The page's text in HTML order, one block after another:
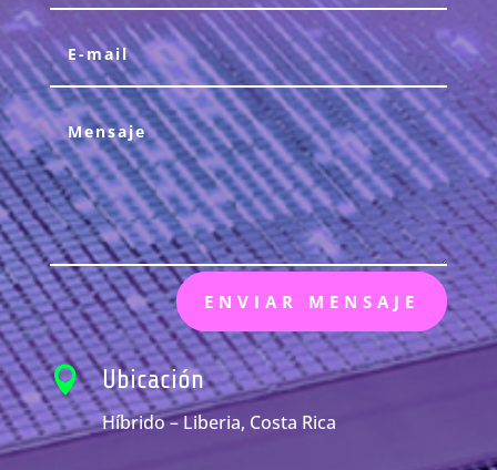
ENVIAR MENSAJE
 Ubicación
Híbrido – Liberia, Costa Rica